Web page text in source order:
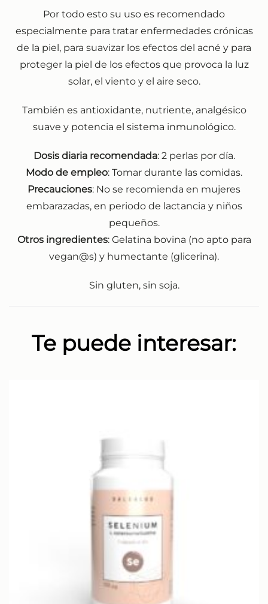
Por todo esto su uso es recomendado
especialmente para tratar enfermedades crónicas
de la piel, para suavizar los efectos del acné y para
proteger la piel de los efectos que provoca la luz
solar, el viento y el aire seco.
También es antioxidante, nutriente, analgésico
suave y potencia el sistema inmunológico.
Dosis diaria recomendada: 2 perlas por día.
Modo de empleo: Tomar durante las comidas.
Precauciones: No se recomienda en mujeres
embarazadas, en periodo de lactancia y niños
pequeños.
Otros ingredientes: Gelatina bovina (no apto para
vegan@s) y humectante (glicerina).
Sin gluten, sin soja.
Te puede interesar: